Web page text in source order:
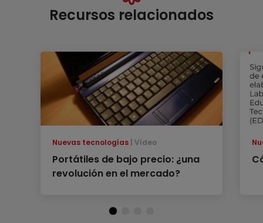
Recursos relacionados
Nuevas tecnologías Vídeo
Portátiles de bajo precio: ¿una
revolución en el mercado?